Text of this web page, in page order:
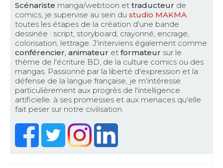
Scénariste manga/webtoon et traducteur de
comics, je supervise au sein du studio MAKMA
toutes les étapes de la création d'une bande
dessinée : script, storyboard, crayonné, encrage,
colorisation, lettrage. J'interviens également comme
conférencier, animateur et formateur sur le
thème de l'écriture BD, de la culture comics ou des
mangas. Passionné par la liberté d'expression et la
défense de la langue française, je m'intéresse
particulièrement aux progrès de l'intelligence
artificielle. à ses promesses et aux menaces qu'elle
fait peser sur notre civilisation.